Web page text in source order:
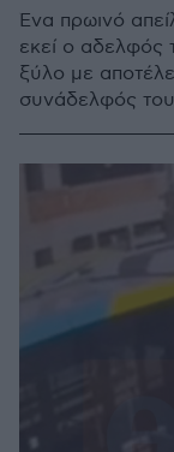
Ένα πρωινό
εκεί ο αδελφός
ξύλο με
συνάδελφός